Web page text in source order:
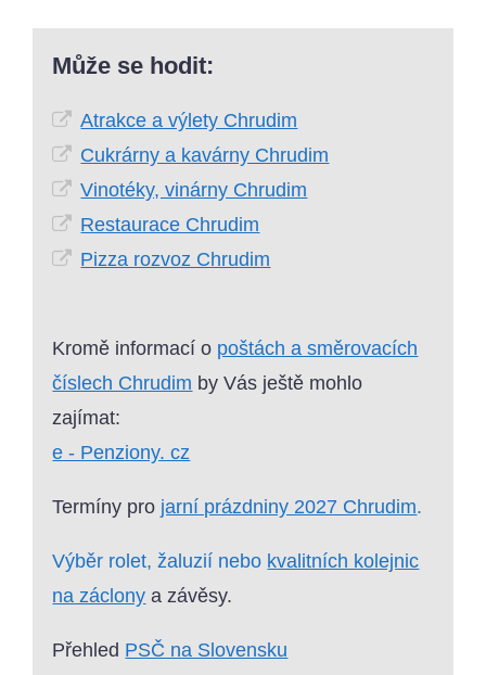
Může se hodit:
Atrakce a výlety Chrudim
Cukrárny a kavárny Chrudim
Vinotéky, vinárny Chrudim
Restaurace Chrudim
Pizza rozvoz Chrudim
Kromě informací o poštách a směrovacích
číslech Chrudim by Vás ještě mohlo
zajímat:
e - Penziony. cz
Termíny pro jarní prázdniny 2027 Chrudim.
Výběr rolet, žaluzií nebo kvalitních kolejnic
na záclony a závěsy.
Přehled PSČ na Slovensku